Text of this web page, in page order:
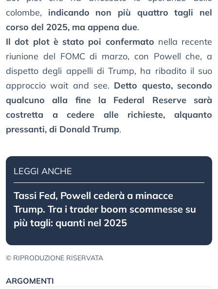
colombe, indicando non più quattro tagli nel
corso del 2025, ma appena due.
Il dot plot è stato poi confermato nella recente
riunione del FOMC di marzo, con Powell che, a
dispetto degli appelli di Trump, ha ribadito il suo
approccio wait and see. Detto questo, secondo
qualcuno alla fine la Federal Reserve sarà
costretta a cedere alle richieste, alquanto
pressanti, di Donald Trump.
LEGGI ANCHE
Tassi Fed, Powell cederà a minacce
Trump. Tra i trader boom scommesse su
più tagli: quanti nel 2025
© RIPRODUZIONE RISERVATA
ARGOMENTI